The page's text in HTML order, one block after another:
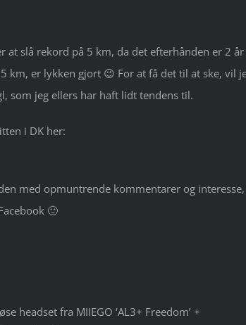
slå rekord på 5 km, da det efterhånden er 2 år
km, er lykken gjort 😉 For at få det til at ske, vil
som jeg ellers har haft lidt tendens til.
i DK her:
med opmuntrende kommentarer og interesse,
🙂
headset fra MIIEGO ‘AL3+ Freedom’ +